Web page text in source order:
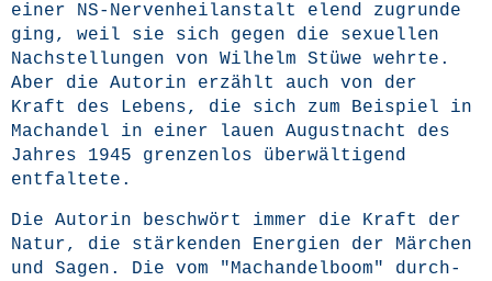
einer NS-Ner­ven­heil­an­stalt elend zugrun­de
ging, weil sie sich gegen die sexu­el­len
Nach­stel­lun­gen von Wil­helm Stü­we wehr­te.
Aber die Autorin erzählt auch von der
Kraft des Lebens, die sich zum Bei­spiel in
Machan­del in einer lau­en August­nacht des
Jah­res 1945 gren­zen­los über­wäl­ti­gend
entfaltete.
Die Autorin beschwört immer die Kraft der
Natur, die stär­ken­den Ener­gien der Mär­chen
und Sagen. Die vom "Machan­del­boom"
durch­